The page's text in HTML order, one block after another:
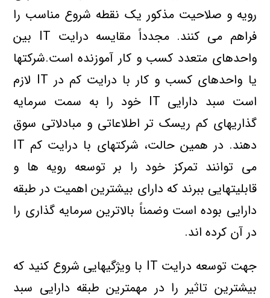
رويه و صلاحيت مذکور يک نقطه شروع مناسب را
فراهم مي کنند. مجدداً مقايسه درايت IT بين
واحدهاي متعدد کسب و کار آموزنده است.شرکتها
يا واحدهاي کسب و کار با درايت کم در IT لازم
است سبد دارايي IT خود را به سمت سرمايه
گذاريهاي کم ريسک تر اطلاعاتي و مبادلاتي سوق
دهند. در همين حالت، شرکتهاي با درايت کم IT
مي توانند تمرکز خود را بر توسعه رويه ها و
قابليتهايي ببرند که داراي بيشترين اهميت در طبقه
دارايي بوده است وضمناً بالاترين سرمايه گذاري را
در آن کرده اند.
جهت توسعه درايت IT با ويژگيهايي شروع کنيد که
بيشترين تاثير را در مهمترين طبقه دارايي سبد